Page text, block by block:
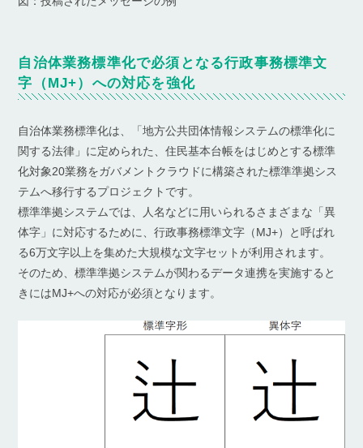
自治体業務標準化で必須となる行政事務標準文
字（MJ+）への対応を強化
自治体業務標準化は、「地方公共団体情報システムの標準化に
関する法律」に定められた、住民基本台帳をはじめとする標準
化対象20業務をガバメントクラウドに構築された標準準拠シス
テムへ移行するプロジェクトです。
標準準拠システムでは、人名などに用いられるさまざまな「異
体字」に対応するために、行政事務標準文字（MJ+）と呼ばれ
る6万文字以上を集めた大規模な文字セットが利用されます。
そのため、標準準拠システムが関わるデータ連携を実施すると
きにはMJ+への対応が必須となります。